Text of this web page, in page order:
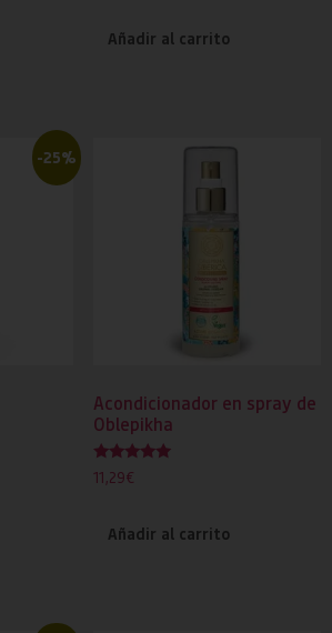
Añadir al carrito
-25%
Acondicionador en spray de
Oblepikha
Valorado
con
11,29€
Añadir al carrito